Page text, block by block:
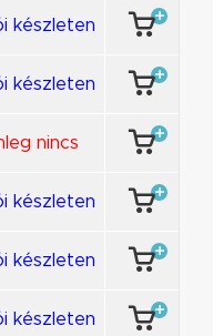
készleten
készleten
nincs
készleten
készleten
készleten